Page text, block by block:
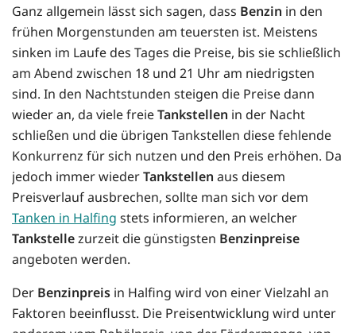
Ganz allgemein lässt sich sagen, dass Benzin in den
frühen Morgenstunden am teuersten ist. Meistens
sinken im Laufe des Tages die Preise, bis sie schließlich
am Abend zwischen 18 und 21 Uhr am niedrigsten
sind. In den Nachtstunden steigen die Preise dann
wieder an, da viele freieTankstellen in der Nacht
schließen und die übrigen Tankstellen diese fehlende
Konkurrenz für sich nutzen und den Preis erhöhen. Da
jedoch immer wiederTankstellen aus diesem
Preisverlauf ausbrechen, sollte man sich vor dem
Tanken in Halfing stets informieren, an welcher
Tankstellezurzeit die günstigsten Benzinpreise
angeboten werden.
Der Benzinpreis in Halfing wird von einer Vielzahl an
Faktoren beeinflusst. Die Preisentwicklung wird unter